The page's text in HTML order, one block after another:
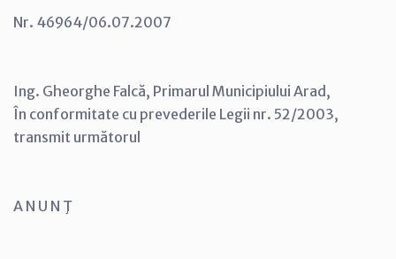
Nr. 46964/06.07.2007
Ing. Gheorghe Falcă, Primarul Municipiului Arad,
În conformitate cu prevederile Legii nr. 52/2003,
transmit următorul
A N U N Ţ